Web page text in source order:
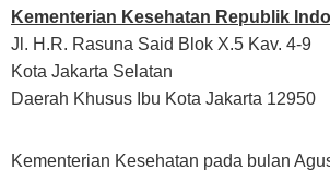
Kementerian Kesehatan Republik
Jl. H.R. Rasuna Said Blok X.5 Kav. 4-9
Kota Jakarta Selatan
Daerah Khusus Ibu Kota Jakarta 12950
Kementerian Kesehatan pada bulan